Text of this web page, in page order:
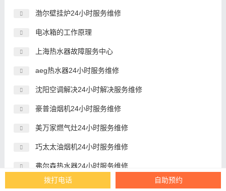
渤尔壁挂炉24小时服务维修
电冰箱的工作原理
上海热水器故障服务中心
aeg热水器24小时服务维修
沈阳空调解决24小时解决服务维修
豪普油烟机24小时服务维修
美万家燃气灶24小时服务维修
巧太太油烟机24小时服务维修
弗尔森热水器24小时服务维修
拨打电话
自助预约